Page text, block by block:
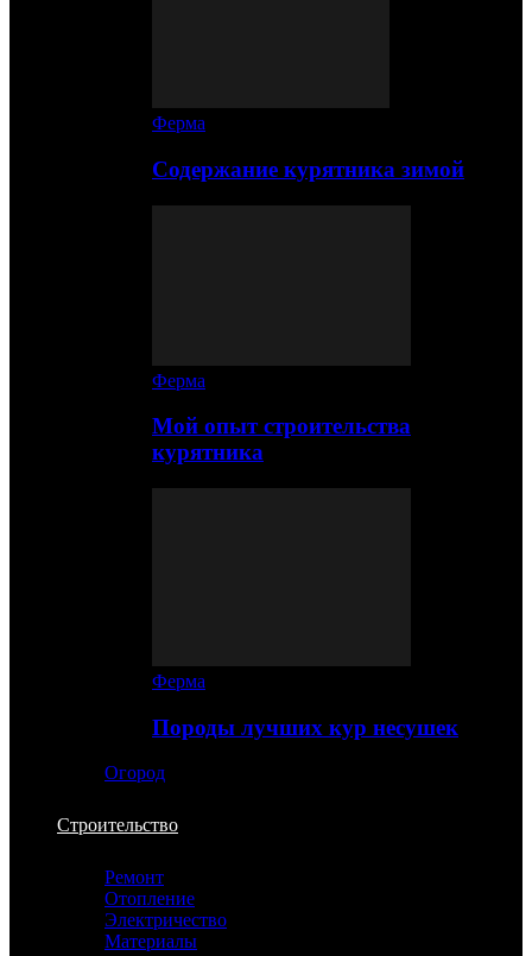
Ферма
Содержание курятника зимой
Ферма
Мой опыт строительства
курятника
Ферма
Породы лучших кур несушек
Огород
Строительство
Ремонт
Отопление
Электричество
Материалы